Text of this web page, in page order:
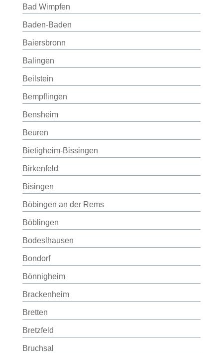
Bad Wimpfen
Baden-Baden
Baiersbronn
Balingen
Beilstein
Bempflingen
Bensheim
Beuren
Bietigheim-Bissingen
Birkenfeld
Bisingen
Böbingen an der Rems
Böblingen
Bodeslhausen
Bondorf
Bönnigheim
Brackenheim
Bretten
Bretzfeld
Bruchsal